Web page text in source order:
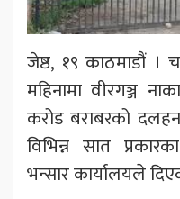
जेष्ठ, १९ काठमाडौं ।
महिनामा वीरगञ्ज
करोड बराबरको
विभिन्न सात
भन्सार कार्यालयले